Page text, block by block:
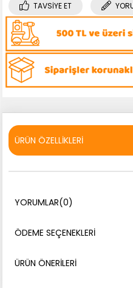
TAVSIYE ET
ÜRÜN ÖZELLIKLERI
YORUMLAR(0)
ÖDEME SEÇENEKLERI
ÜRÜN ÖNERILERI